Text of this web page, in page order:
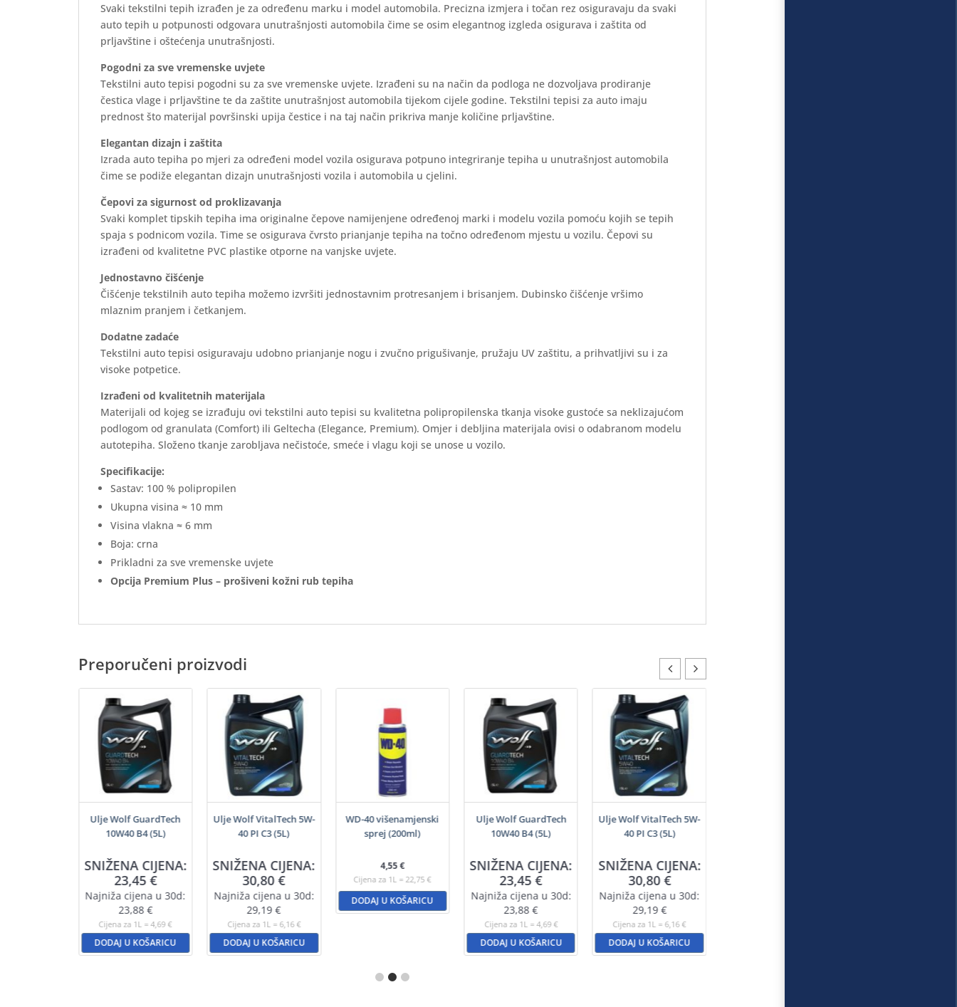
Svaki tekstilni tepih izrađen je za određenu marku i model automobila. Precizna izmjera i točan rez osiguravaju da svaki
auto tepih u potpunosti odgovara unutrašnjosti automobila čime se osim elegantnog izgleda osigurava i zaštita od
prljavštine i oštećenja unutrašnjosti.
Pogodni za sve vremenske uvjete
Tekstilni auto tepisi pogodni su za sve vremenske uvjete. Izrađeni su na način da podloga ne dozvoljava prodiranje
čestica vlage i prljavštine te da zaštite unutrašnjost automobila tijekom cijele godine. Tekstilni tepisi za auto imaju
prednost što materijal površinski upija čestice i na taj način prikriva manje količine prljavštine.
Elegantan dizajn i zaštita
Izrada auto tepiha po mjeri za određeni model vozila osigurava potpuno integriranje tepiha u unutrašnjost automobila
čime se podiže elegantan dizajn unutrašnjosti vozila i automobila u cjelini.
Čepovi za sigurnost od proklizavanja
Svaki komplet tipskih tepiha ima originalne čepove namijenjene određenoj marki i modelu vozila pomoću kojih se tepih
spaja s podnicom vozila. Time se osigurava čvrsto prianjanje tepiha na točno određenom mjestu u vozilu. Čepovi su
izrađeni od kvalitetne PVC plastike otporne na vanjske uvjete.
Jednostavno čišćenje
Čišćenje tekstilnih auto tepiha možemo izvršiti jednostavnim protresanjem i brisanjem. Dubinsko čišćenje vršimo
mlaznim pranjem i četkanjem.
Dodatne zadaće
Tekstilni auto tepisi osiguravaju udobno prianjanje nogu i zvučno prigušivanje, pružaju UV zaštitu, a prihvatljivi su i za
visoke potpetice.
Izrađeni od kvalitetnih materijala
Materijali od kojeg se izrađuju ovi tekstilni auto tepisi su kvalitetna polipropilenska tkanja visoke gustoće sa neklizajućom
podlogom od granulata (Comfort) ili Geltecha (Elegance, Premium). Omjer i debljina materijala ovisi o odabranom modelu
autotepiha. Složeno tkanje zarobljava nečistoće, smeće i vlagu koji se unose u vozilo.
Specifikacije:
Sastav: 100 % polipropilen
Ukupna visina ≈ 10 mm
Visina vlakna ≈ 6 mm
Boja: crna
Prikladni za sve vremenske uvjete
Opcija Premium Plus – prošiveni kožni rub tepiha
Preporučeni proizvodi
Ulje Wolf GuardTech
10W40 B4 (5L)
SNIŽENA CIJENA:
23,45€
Najniža cijena u 30d:
23,88€
Cijena za 1L = 4,69 €
DODAJ U KOŠARICU
Ulje Wolf VitalTech 5W-
40 PI C3 (5L)
SNIŽENA CIJENA:
30,80€
Najniža cijena u 30d:
29,19€
Cijena za 1L = 6,16 €
DODAJ U KOŠARICU
WD-40 višenamjenski
sprej (200ml)
4,55€
Cijena za 1L = 22,75 €
DODAJ U KOŠARICU
Ulje Wolf GuardTech
10W40 B4 (5L)
SNIŽENA CIJENA:
23,45€
Najniža cijena u 30d:
23,88€
Cijena za 1L = 4,69 €
DODAJ U KOŠARICU
Ulje Wolf VitalTech 5W-
40 PI C3 (5L)
SNIŽENA CIJENA:
30,80€
Najniža cijena u 30d:
29,19 €
Cijena za 1L = 6,16 €
DODAJ U KOŠARICU